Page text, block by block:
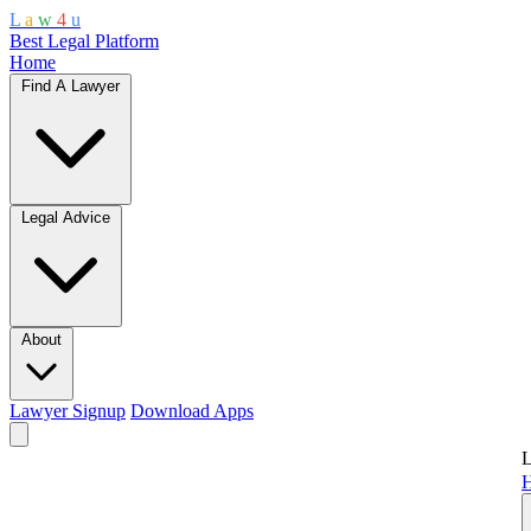
L a w 4 u
Best Legal Platform
Home
Find A Lawyer
Legal Advice
About
Lawyer Signup Download Apps